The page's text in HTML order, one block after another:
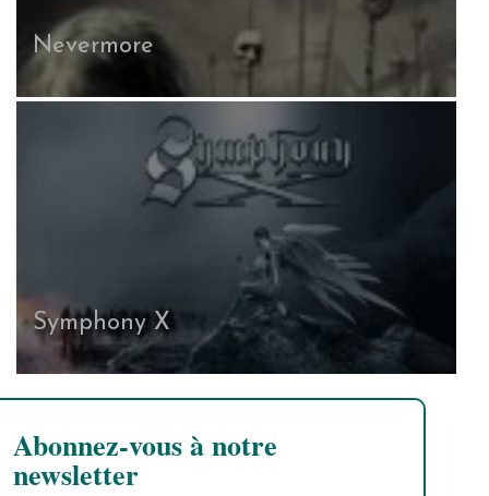
Nevermore
Symphony X
Abonnez-vous à notre
newsletter